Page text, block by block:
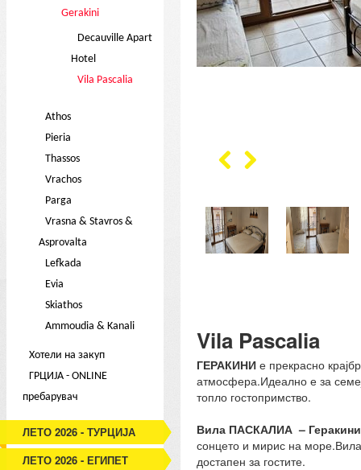
Gerakini
Decauville Apart
Hotel
Vila Pascalia
Athos
Pieria
Thassos
Vrachos
Parga
Vrasna & Stavros &
Asprovalta
Lefkada
Evia
Skiathos
Ammoudia & Kanali
Хотели на закуп
ГРЦИЈА - ONLINE
пребарувач
ЛЕТО 2026 - ТУРЦИЈА
ЛЕТО 2026 - ЕГИПЕТ
Vila Pascalia
ГЕРАКИНИе прекрасно
атмосфера.Идеално е за
топло гостопримство.
Вила ПАСКАЛИА –
сонцето и мирис на
достапен за гостите.